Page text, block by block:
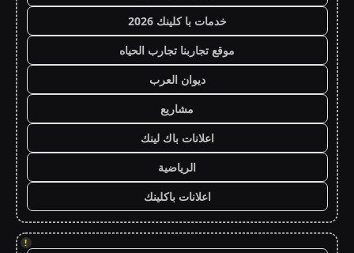
خدمات با كلينك 2026
موقع تجاربنا تجارب الحياه
ديوان العرب
مشاريع
اعلانات باك لينك
الرياضية
اعلانات باكلينك
!